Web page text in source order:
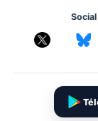
Social